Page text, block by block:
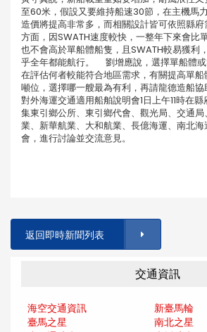
至60米，假設又要維持船速30節，在主機馬
造價將提高非常多，而相關設計皆可依照縣
方面，因SWATH速度較快，一整年下來會比
也不會高於單船體船隻，且SWATH較易獲利
乎全年都能航行。 劉增應說，選擇單船體或
在評估何者較能符合地區需求，有關提高單
噸位，選擇哪一艘最為有利，再請龍德造船
對外海運交通適用船舶說明會1日上午11時在
集東引鄉公所、東引鄉代會、觀光局、交通
業、新華航業、大和航業、長億海運、南北
會，進行討論並交流意見。
返回即時新聞列表
交通資訊
海空交通資訊
新臺馬輪
臺馬之星
南北之星